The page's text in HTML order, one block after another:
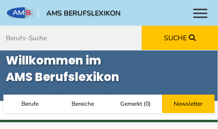
AMS BERUFSLEXIKON
SUCHE
Willkommen im
AMS Berufslexikon
Berufe Bereiche Gemerkt(0) Newsletter